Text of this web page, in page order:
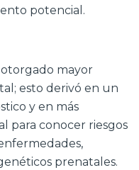
potencial.
otorgado mayor
esto derivó en un
y en más
para conocer riesgos
prenatales.